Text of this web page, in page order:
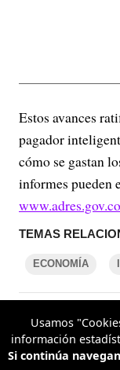
Estos avances
pagador
cómo se gastan
informes pueden
TEMAS
ECONOMÍA
Usamos
información
Si continúa